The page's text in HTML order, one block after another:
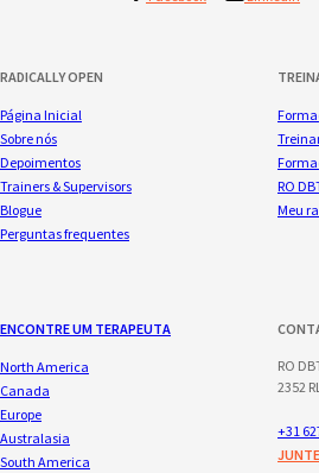
RADICALLY OPEN
Página Inicial
Sobre nós
Depoimentos
Trainers & Supervisors
Blogue
Perguntas frequentes
RO
Meu
ENCONTRE UM TERAPEUTA
North America
Canada
Europe
Australasia
South America
RO
2352
+31